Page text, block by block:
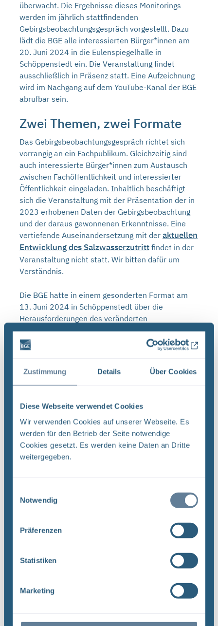
Zustimmung Details Über Cookies
Diese Webseite verwendet Cookies
Wir verwenden Cookies auf unserer Webseite. Es
werden für den Betrieb der Seite notwendige
Cookies gesetzt. Es werden keine Daten an Dritte
weitergegeben.
Notwendig
Präferenzen
Statistiken
Marketing
überwacht. Die Ergebnisse dieses Monitorings
werden im jährlich stattfindenden
Gebirgsbeobachtungsgespräch vorgestellt. Dazu
lädt die BGE alle interessierten Bürger*innen am
20. Juni 2024 in die Eulenspiegelhalle in
Schöppenstedt ein. Die Veranstaltung findet
ausschließlich in Präsenz statt. Eine Aufzeichnung
wird im Nachgang auf dem YouTube-Kanal der BGE
abrufbar sein.
Zwei Themen, zwei Formate
Das Gebirgsbeobachtungsgespräch richtet sich
vorrangig an ein Fachpublikum. Gleichzeitig sind
auch interessierte Bürger*innen zum Austausch
zwischen Fachöffentlichkeit und interessierter
Öffentlichkeit eingeladen. Inhaltlich beschäftigt
sich die Veranstaltung mit der Präsentation der in
2023 erhobenen Daten der Gebirgsbeobachtung
und der daraus gewonnenen Erkenntnisse. Eine
vertiefende Auseinandersetzung mit der aktuellen
Entwicklung des Salzwasserzutritt findet in der
Veranstaltung nicht statt. Wir bitten dafür um
Verständnis.
Die BGE hatte in einem gesonderten Format am
13. Juni 2024 in Schöppenstedt über die
Herausforderungen des veränderten
Salzwasserzutritts informiert und war mit
interessierten Bürger*innen ins Gespräch
gekommen.
Aufzeichnung der Veranstaltung (externer Link)
Die BGE hat darüber hinauseine Sonderseite
eingerichtet
Informationen.
Rahmendaten der
Veranstaltung
Datum: Donnerstag, 20. Juni 2024
Zur besseren Planung bitten wir um Anmeldung bis
.
und Salzlösungsmonitoring im
Themen des diesjährigen
Ergebnisse des Geomonitorings der Asse 2023